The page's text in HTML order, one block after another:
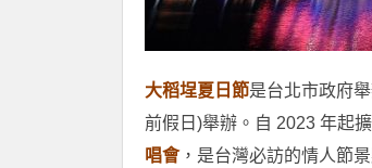
大稻埕夏日節是台北市政府
前假日)舉辦。自 2023 年起
唱會，是台灣必訪的情人節景